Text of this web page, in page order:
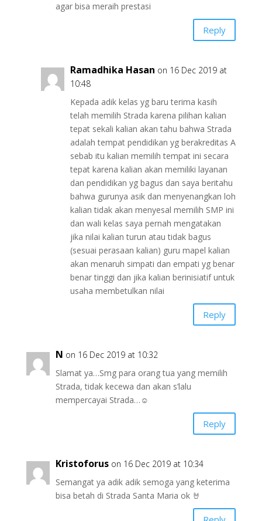
agar bisa meraih prestasi
Reply
Ramadhika Hasan on 16 Dec 2019 at
10:48
Kepada adik kelas yg baru terima kasih
telah memilih Strada karena pilihan kalian
tepat sekali kalian akan tahu bahwa Strada
adalah tempat pendidikan yg berakreditas A
sebab itu kalian memilih tempat ini secara
tepat karena kalian akan memiliki layanan
dan pendidikan yg bagus dan saya beritahu
bahwa gurunya asik dan menyenangkan loh
kalian tidak akan menyesal memilih SMP ini
dan wali kelas saya pernah mengatakan
jika nilai kalian turun atau tidak bagus
(sesuai perasaan kalian) guru mapel kalian
akan menaruh simpati dan empati yg benar
benar tinggi dan jika kalian berinisiatif untuk
usaha membetulkan nilai
Reply
N on 16 Dec 2019 at 10:32
Slamat ya…Smg para orang tua yang memilih
Strada, tidak kecewa dan akan s’lalu
mempercayai Strada…☺️
Reply
Kristoforus on 16 Dec 2019 at 10:34
Semangat ya adik adik semoga yang keterima
bisa betah di Strada Santa Maria ok 🤘